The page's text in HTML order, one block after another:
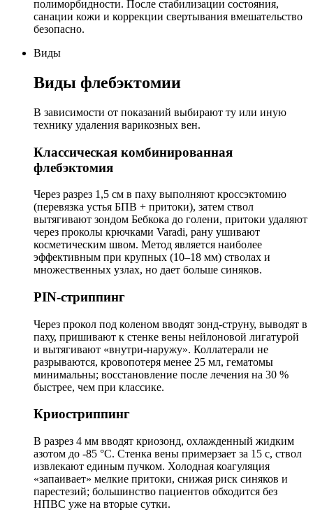
полиморбидности. После стабилизации состояния,
санации кожи и коррекции свертывания вмешательство
безопасно.
Виды
Виды флебэктомии
В зависимости от показаний выбирают ту или иную
технику удаления варикозных вен.
Классическая комбинированная
флебэктомия
Через разрез 1,5 см в паху выполняют кроссэктомию
(перевязка устья БПВ + притоки), затем ствол
вытягивают зондом Бебкока до голени, притоки удаляют
через проколы крючками Varadi, рану ушивают
косметическим швом. Метод является наиболее
эффективным при крупных (10–18 мм) стволах и
множественных узлах, но дает больше синяков.
PIN-стриппинг
Через прокол под коленом вводят зонд-струну, выводят в
паху, пришивают к стенке вены нейлоновой лигатурой
и вытягивают «внутри-наружу». Коллатерали не
разрываются, кровопотеря менее 25 мл, гематомы
минимальны; восстановление после лечения на 30 %
быстрее, чем при классике.
Криостриппинг
В разрез 4 мм вводят криозонд, охлажденный жидким
азотом до -85 °C. Стенка вены примерзает за 15 с, ствол
извлекают единым пучком. Холодная коагуляция
«запаивает» мелкие притоки, снижая риск синяков и
парестезий; большинство пациентов обходится без
НПВС уже на вторые сутки.